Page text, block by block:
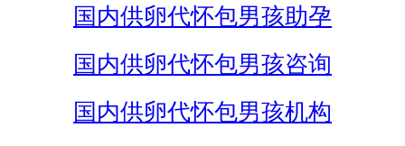
国内供卵代怀包男孩助孕
国内供卵代怀包男孩咨询
国内供卵代怀包男孩机构